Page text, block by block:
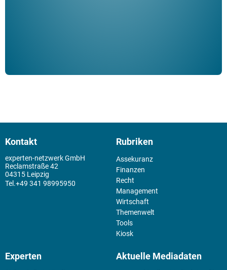
Kontakt
experten-netzwerk GmbH
Reclamstraße 42
04315 Leipzig
+49 341 98995950
Rubriken
Assekuranz
Finanzen
Recht
Management
Wirtschaft
Themenwelt
Tools
Kiosk
Experten Aktuelle Mediadaten